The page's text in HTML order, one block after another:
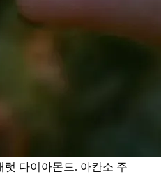
럿 다이아몬드. 아칸소 주